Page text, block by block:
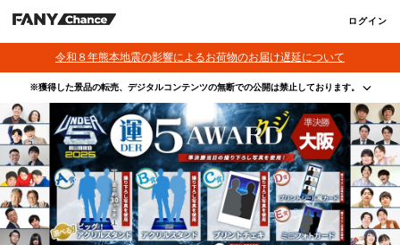
ログイン
令和８年熊本地震の影響によるお荷物のお届け遅延について
※獲得した景品の転売、デジタルコンテンツの無断での公開は禁止しております。
・本サービスで獲得された景品をオークション等へ出品する行為、その他営利目的での転売行
為は禁止しております。
・本サービスで獲得された動画･画像･ボイス等のデジタルコンテンツは、出品者が著作権を有
しております。無断でのSNS等での公開、譲渡、その他著作権を侵害する行為は禁止しており
ます。
・当選権利は当選者ご本人のみ有効となります。当選権利の譲渡、オークション等への出品、
その他営利目的での転売は禁止しております。